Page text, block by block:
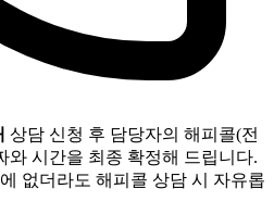
상담 신청 후 담당자의 해피콜(전
와 시간을 최종 확정해 드립니다.
없더라도 해피콜 상담 시 자유롭